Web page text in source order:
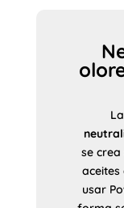
se
aceites
usar